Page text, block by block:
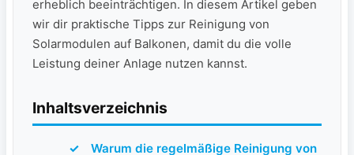
erheblich beeinträchtigen.⁣ In diesem Artikel geben
wir dir praktische Tipps ‍zur Reinigung von
Solarmodulen auf Balkonen, damit du ⁣die volle
Leistung deiner Anlage nutzen kannst.
Inhaltsverzeichnis
Warum die regelmäßige Reinigung von